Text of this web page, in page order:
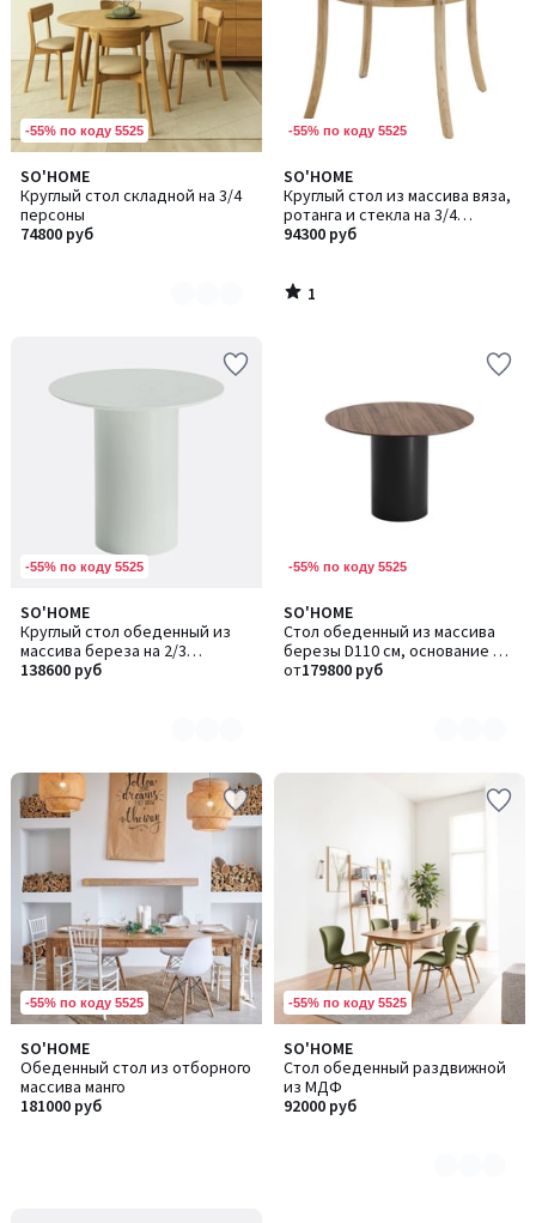
-55% по коду 5525
SO'HOME
Круглый стол складной на 3/4
персоны
74800 руб
Количество
цветов:
2
-55% по коду 5525
SO'HOME
Круглый стол из массива вяза,
ротанга и стекла на 3/4
персоны
94300 руб
1
/
5
1
/
-55% по коду 5525
SO'HOME
Круглый стол обеденный из
массива береза на 2/3
персоны
138600 руб
Количество
цветов:
4
-55% по коду 5525
SO'HOME
Стол обеденный из массива
березы D110 см, основание D
43
от179800 руб
Количество
цветов:
2
-55% по коду 5525
SO'HOME
Обеденный стол из отборного
массива манго
181000 руб
-55% по коду 5525
SO'HOME
Стол обеденный раздвижной
из МДФ
92000 руб
Количество
цветов:
2